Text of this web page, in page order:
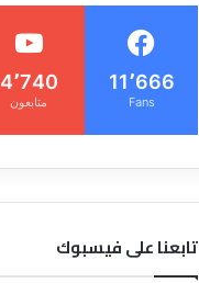
11٬666
Fans
4٬740
متابعون
تابعنا على فيسبوك